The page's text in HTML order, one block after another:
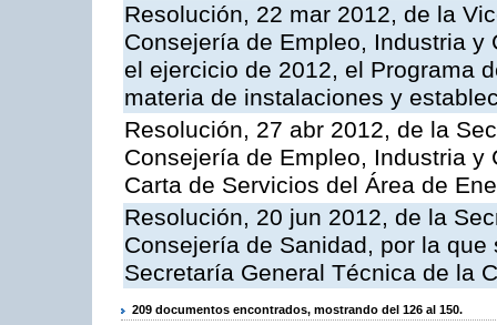
Resolución, 22 mar 2012, de la
Consejería de Empleo, Industria
el ejercicio de 2012, el Programa
materia de instalaciones y
Resolución, 27 abr 2012, de la
Consejería de Empleo, Industria
Carta de Servicios del Área de
Resolución, 20 jun 2012, de la
Consejería de Sanidad, por la
Secretaría General Técnica de la
209 documentos encontrados, mostrando del 126 al 150.